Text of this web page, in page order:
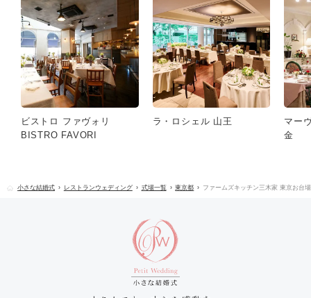
ビストロ ファヴォリ
BISTRO FAVORI
ラ・ロシェル 山王
マー
金
小さな結婚式 レストランウェディング 式場一覧 東京都 ファームズキッチン三木家 東京お台場